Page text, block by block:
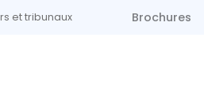
et tribunaux Brochures